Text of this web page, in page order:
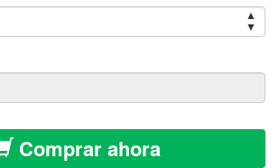
▲
▼
Comprar ahora